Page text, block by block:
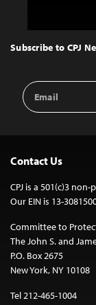
Top
Subscribe to CPJ
Email
Address
Contact Us
CPJ is a 501(c)3 non-
Our EIN is 13-
Committee to
The John S. and
P.O. Box 2675
New York, NY 10108
Tel 212-465-1004